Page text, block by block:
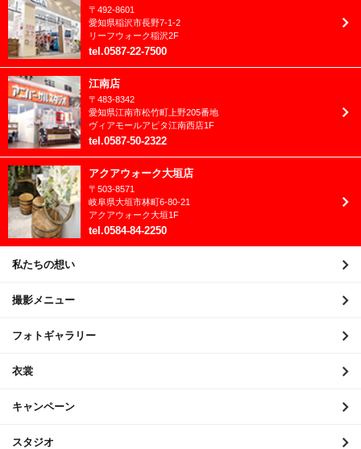
2021年11月
2021年10月
2021年9月
2021年8月
2021年7月
2021年6月
2021年5月
2021年4月
2021年3月
2020年11月
2020年10月
2020年9月
〒 492-8601
愛知県稲沢市長野7-1-2
リーフウォーク稲沢2F
tel .0587-22-7500
江南店
〒 483-8342
愛知県江南市松竹町上野205番地
ヴィアモールアピタ江南西店1F
tel .0587-50-2322
アクアウォーク大垣店
〒 503-8571
岐阜県大垣市林町6-80-21
アクアウォーク大垣1F
tel .0584-84-2250
私たちの想い
撮影メニュー
フォトギャラリー
衣裳
キャンペーン
スタジオ